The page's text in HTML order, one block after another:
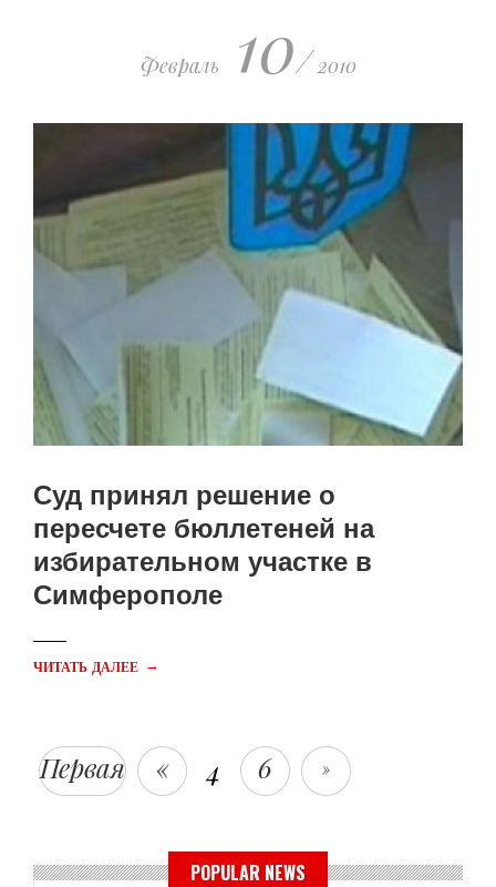
Февраль 10/ 2010
Суд принял решение о
пересчете бюллетеней на
избирательном участке в
Симферополе
ЧИТАТЬ ДАЛЕЕ →
Первая « 4 6 »
POPULAR NEWS